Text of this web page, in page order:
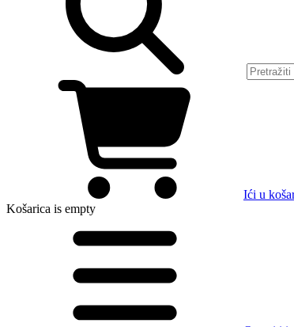
Ići u
Košarica is empty